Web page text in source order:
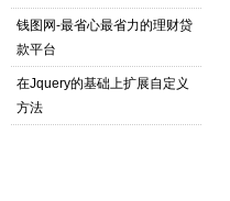
钱图网-最省心最省力的理财贷
款平台
在Jquery的基础上扩展自定义
方法